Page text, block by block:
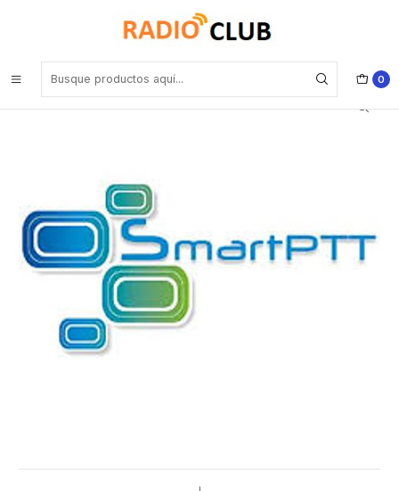
0
Motorola SPTTM00E3 Licencia de monitoreo Monitoring Service for
SmartPTT Enterprise (per 1 radioserver)